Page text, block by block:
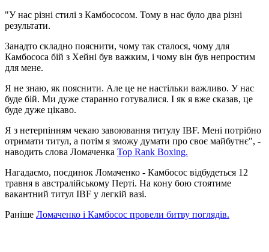
"У нас різні стилі з Камбососом. Тому в нас було два різні
результати.
Занадто складно пояснити, чому так сталося, чому для
Камбососа бій з Хейні був важким, і чому він був непростим
для мене.
Я не знаю, як пояснити. Але це не настільки важливо. У нас
буде бій. Ми дуже старанно готувалися. І як я вже сказав, це
буде дуже цікаво.
Я з нетерпінням чекаю завоювання титулу IBF. Мені потрібно
отримати титул, а потім я зможу думати про своє майбутнє", -
наводить слова Ломаченка Top Rank Boxing.
Нагадаємо, поєдинок Ломаченко - Камбосос відбудеться 12
травня в австралійському Перті. На кону бою стоятиме
вакантний титул IBF у легкій вазі.
Раніше Ломаченко і Камбосос провели битву поглядів.